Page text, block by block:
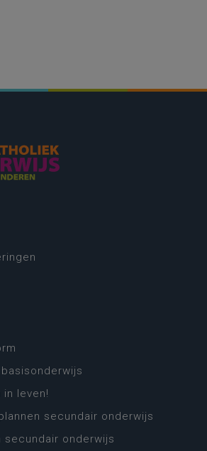
in leven!
secundair onderwijs
secundair onderwijs